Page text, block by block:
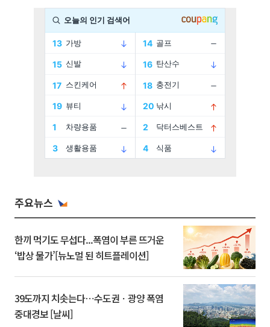
주요뉴스
한끼 먹기도 무섭다...폭염이 부른 뜨거운
‘밥상 물가’[뉴노멀 된 히트플레이션]
39도까지 치솟는다⋯수도권ㆍ광양 폭염
중대경보 [날씨]